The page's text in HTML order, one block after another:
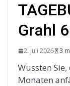
Grahl
2. Juli 2026 3
Wussten
Monaten